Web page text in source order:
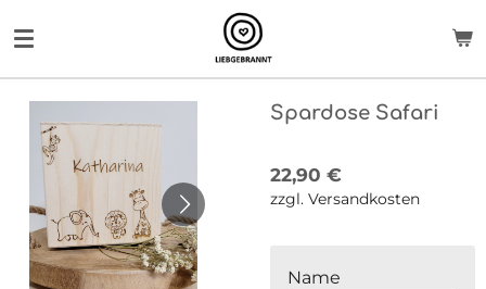
Hauptinhalt
springen
Spardose Safari
22,90 €
zzgl. Versandkosten
Name